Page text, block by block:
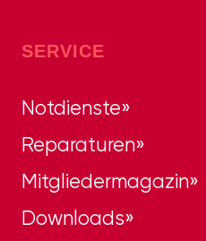
SERVICE
Notdienste
Reparaturen
Mitgliedermagazin
Downloads